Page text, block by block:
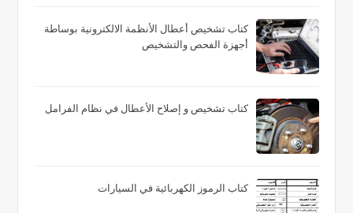
كتاب تشخيص أعطال الأنظمة الالكترونية بوساطة
أجهزة الفحص والتشخيص
كتاب تشخيص و إصلاح الأعطال في نظام الفرامل
كتاب الرموز الكهربائية في السيارات